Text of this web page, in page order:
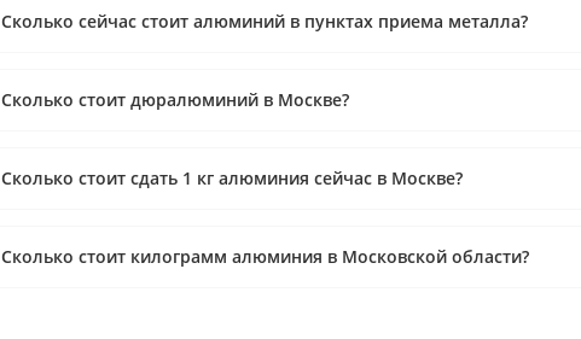
Сколько сейчас стоит алюминий в пунктах приема металла?
Сколько стоит дюралюминий в Москве?
Сколько стоит сдать 1 кг алюминия сейчас в Москве?
Сколько стоит килограмм алюминия в Московской области?